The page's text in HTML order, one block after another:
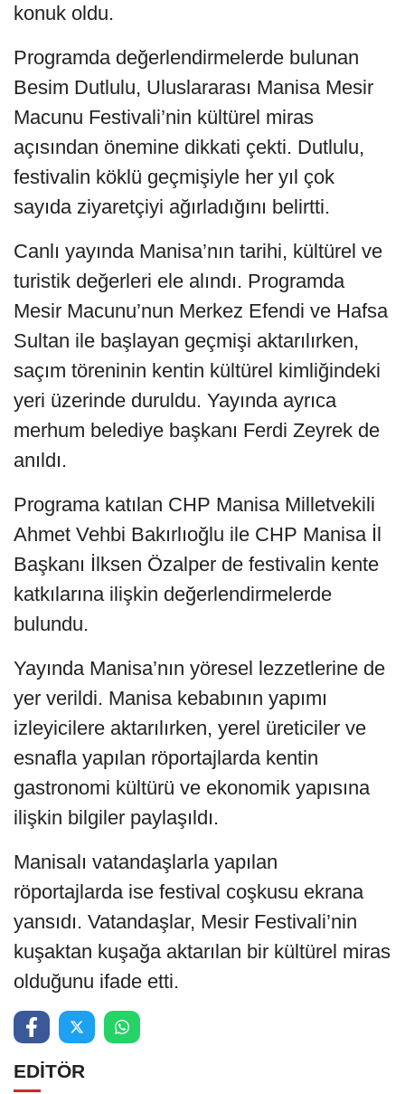
konuk oldu.
Programda değerlendirmelerde bulunan
Besim Dutlulu, Uluslararası Manisa Mesir
Macunu Festivali’nin kültürel miras
açısından önemine dikkati çekti. Dutlulu,
festivalin köklü geçmişiyle her yıl çok
sayıda ziyaretçiyi ağırladığını belirtti.
Canlı yayında Manisa’nın tarihi, kültürel ve
turistik değerleri ele alındı. Programda
Mesir Macunu’nun Merkez Efendi ve Hafsa
Sultan ile başlayan geçmişi aktarılırken,
saçım töreninin kentin kültürel kimliğindeki
yeri üzerinde duruldu. Yayında ayrıca
merhum belediye başkanı Ferdi Zeyrek de
anıldı.
Programa katılan CHP Manisa Milletvekili
Ahmet Vehbi Bakırlıoğlu ile CHP Manisa İl
Başkanı İlksen Özalper de festivalin kente
katkılarına ilişkin değerlendirmelerde
bulundu.
Yayında Manisa’nın yöresel lezzetlerine de
yer verildi. Manisa kebabının yapımı
izleyicilere aktarılırken, yerel üreticiler ve
esnafla yapılan röportajlarda kentin
gastronomi kültürü ve ekonomik yapısına
ilişkin bilgiler paylaşıldı.
Manisalı vatandaşlarla yapılan
röportajlarda ise festival coşkusu ekrana
yansıdı. Vatandaşlar, Mesir Festivali’nin
kuşaktan kuşağa aktarılan bir kültürel miras
olduğunu ifade etti.
EDİTÖR